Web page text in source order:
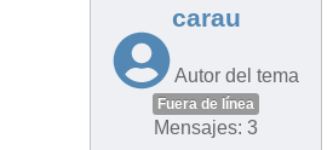
carau
Autor del tema
Fuera de línea
Mensajes: 3